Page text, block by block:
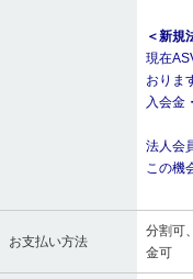
＜新規
現在
おりま
入会金
法人会
この機
お支払い方法
分割可
金可